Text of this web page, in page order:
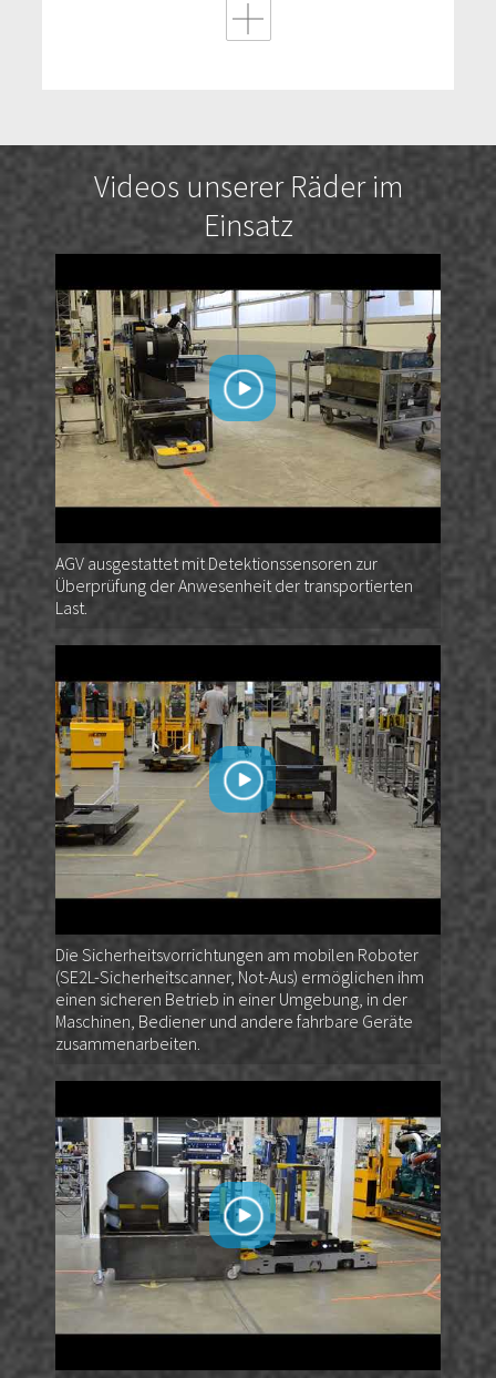
Videos unserer Räder im
Einsatz
AGV ausgestattet mit Detektionssensoren zur
Überprüfung der Anwesenheit der transportierten
Last.
Die Sicherheitsvorrichtungen am mobilen Roboter
(SE2L-Sicherheitscanner, Not-Aus) ermöglichen ihm
einen sicheren Betrieb in einer Umgebung, in der
Maschinen, Bediener und andere fahrbare Geräte
zusammenarbeiten.